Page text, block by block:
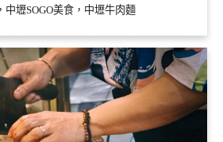
壢SOGO美食，中壢牛肉麵